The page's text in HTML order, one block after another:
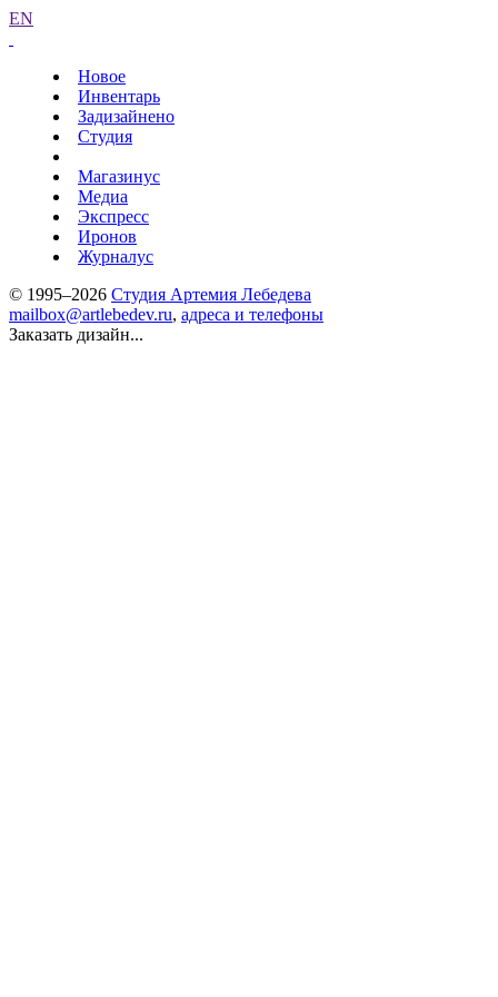
EN
Новое
Инвентарь
Задизайнено
Студия
Магазинус
Медиа
Экспресс
Иронов
Журналус
© 1995–2026 Студия Артемия Лебедева
mailbox@artlebedev.ru, адреса и телефоны
Заказать дизайн...